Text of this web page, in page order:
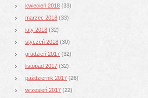
kwiecień 2018 (33)
marzec 2018 (33)
luty 2018 (32)
styczeń 2018 (30)
grudzień 2017 (32)
listopad 2017 (32)
październik 2017 (26)
wrzesień 2017 (22)